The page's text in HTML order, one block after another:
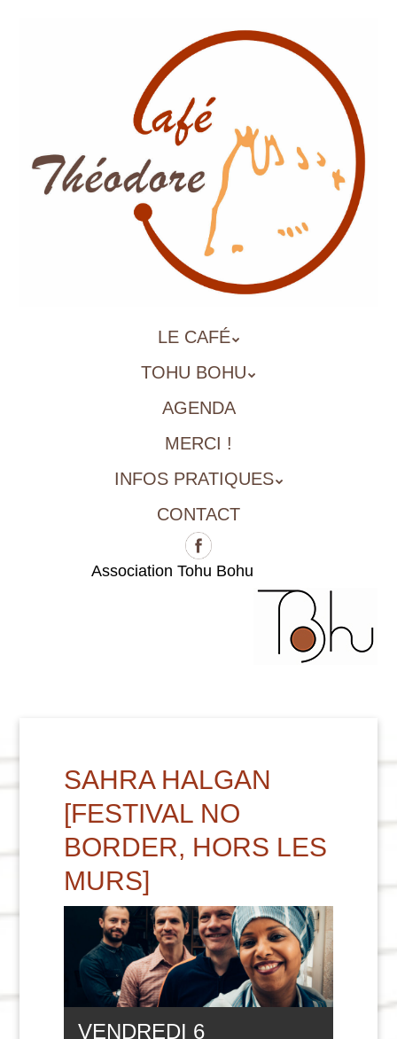
LE CAFÉ
TOHU BOHU
AGENDA
MERCI !
INFOS PRATIQUES
CONTACT
Association Tohu Bohu
SAHRA HALGAN
[FESTIVAL NO
BORDER, HORS LES
MURS]
VENDREDI 6